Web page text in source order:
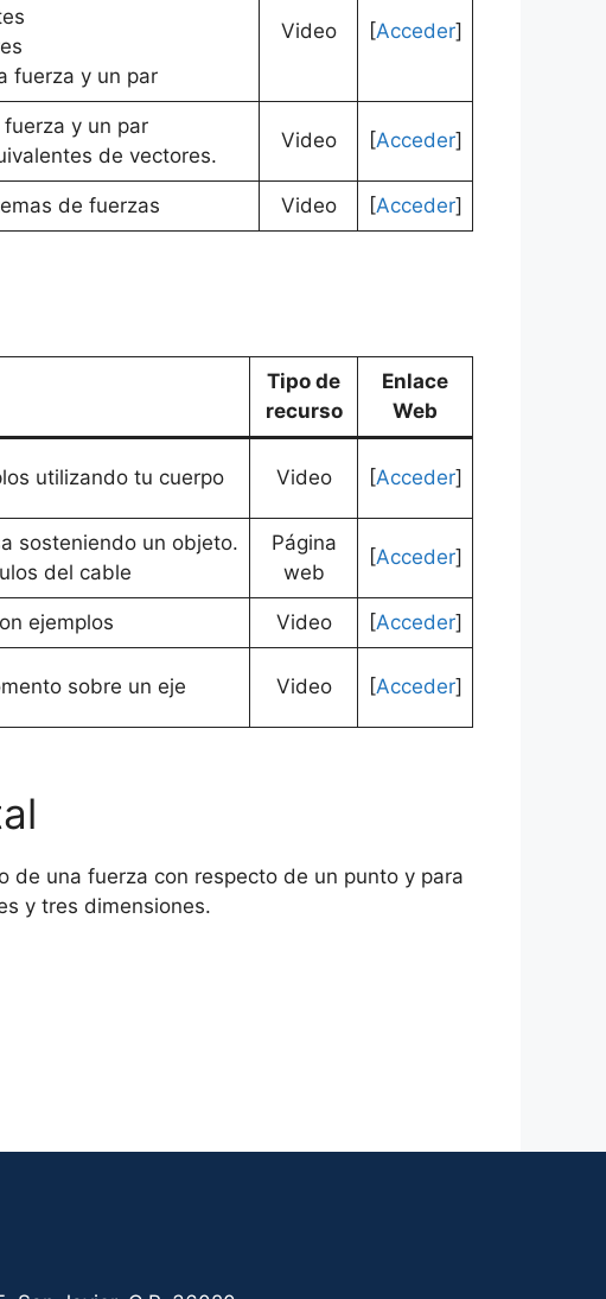
fuerza y un par
Video [Acceder]
y un par
de vectores.
Video [Acceder]
de fuerzas Video [Acceder]
Tipo de
recurso
Enlace
Web
utilizando tu cuerpo Video [Acceder]
sosteniendo un objeto.
del cable
Página
web
[Acceder]
ejemplos Video [Acceder]
sobre un eje Video [Acceder]
de una fuerza con respecto de un punto y para
y tres dimensiones.